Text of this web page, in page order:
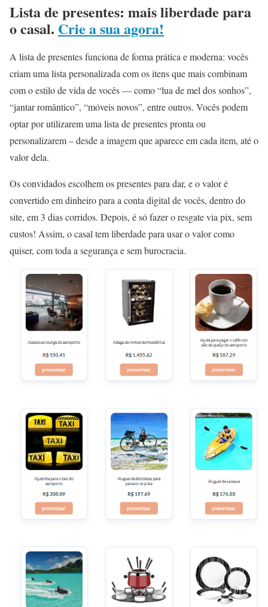
Lista de presentes: mais liberdade para
o casal. Crie a sua agora!
A lista de presentes funciona de forma prática e moderna: vocês
criam uma lista personalizada com os itens que mais combinam
com o estilo de vida de vocês — como “lua de mel dos sonhos”,
“jantar romântico”, “móveis novos”, entre outros. Vocês podem
optar por utilizarem uma lista de presentes pronta ou
personalizarem – desde a imagem que aparece em cada item, até o
valor dela.
Os convidados escolhem os presentes para dar, e o valor é
convertido em dinheiro para a conta digital de vocês, dentro do
site, em 3 dias corridos. Depois, é só fazer o resgate via pix, sem
custos! Assim, o casal tem liberdade para usar o valor como
quiser, com toda a segurança e sem burocracia.